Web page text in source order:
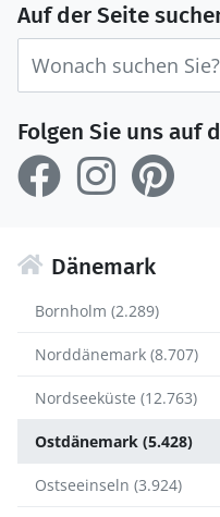
Auf der Seite
Folgen Sie uns auf
Dänemark
Bornholm (2.289)
Norddänemark (8.707)
Nordseeküste (12.763)
Ostdänemark (5.428)
Ostseeinseln (3.924)